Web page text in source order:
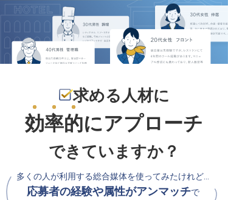
求める人材に
効率的にアプローチ
できていますか？
多くの人が利用する総合媒体を使ってみたけれど…
応募者の経験や属性がアンマッチで